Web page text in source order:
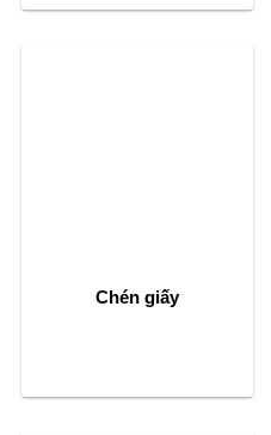
Chén giấy